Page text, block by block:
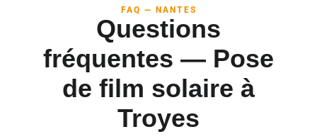
FAQ — NANTES
Questions
fréquentes — Pose
de film solaire à
Troyes